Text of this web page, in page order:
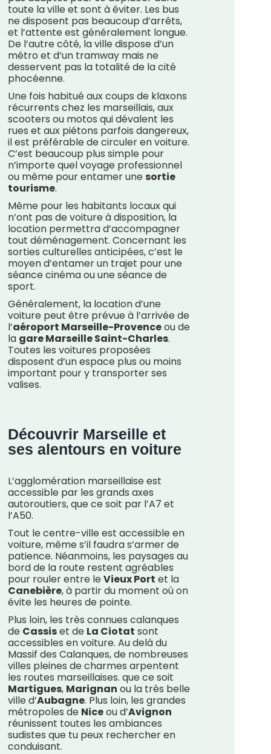
toute la ville et sont à éviter. Les bus
ne disposent pas beaucoup d’arrêts,
et l’attente est généralement longue.
De l’autre côté, la ville dispose d’un
métro et d’un tramway mais ne
desservent pas la totalité de la cité
phocéenne.
Une fois habitué aux coups de klaxons
récurrents chez les marseillais, aux
scooters ou motos qui dévalent les
rues et aux piétons parfois dangereux,
il est préférable de circuler en voiture.
C’est beaucoup plus simple pour
n’importe quel voyage professionnel
ou même pour entamer une sortie
tourisme.
Même pour les habitants locaux qui
n’ont pas de voiture à disposition, la
location permettra d’accompagner
tout déménagement. Concernant les
sorties culturelles anticipées, c’est le
moyen d’entamer un trajet pour une
séance cinéma ou une séance de
sport.
Généralement, la location d’une
voiture peut être prévue à l’arrivée de
l’aéroport Marseille-Provenceou de
la gare Marseille Saint-Charles.
Toutes les voitures proposées
disposent d’un espace plus ou moins
important pour y transporter ses
valises.
Découvrir Marseille et
ses alentours en voiture
L’agglomération marseillaise est
accessible par les grands axes
autoroutiers, que ce soit par l’A7 et
l’A50.
Tout le centre-ville est accessible en
voiture, même s’il faudra s’armer de
patience. Néanmoins, les paysages au
bord de la route restent agréables
pour rouler entre leVieux Port et la
Canebière, à partir du moment où on
évite les heures de pointe.
Plus loin, les très connues calanques
de Cassiset de La Ciotat sont
accessibles en voiture. Au delà du
Massif des Calanques, de nombreuses
villes pleines de charmes arpentent
les routes marseillaises. que ce soit
Martigues, Marignan ou la très belle
ville d’Aubagne. Plus loin, les grandes
métropoles de Niceou d’Avignon
réunissent toutes les ambiances
sudistes que tu peux rechercher en
conduisant.